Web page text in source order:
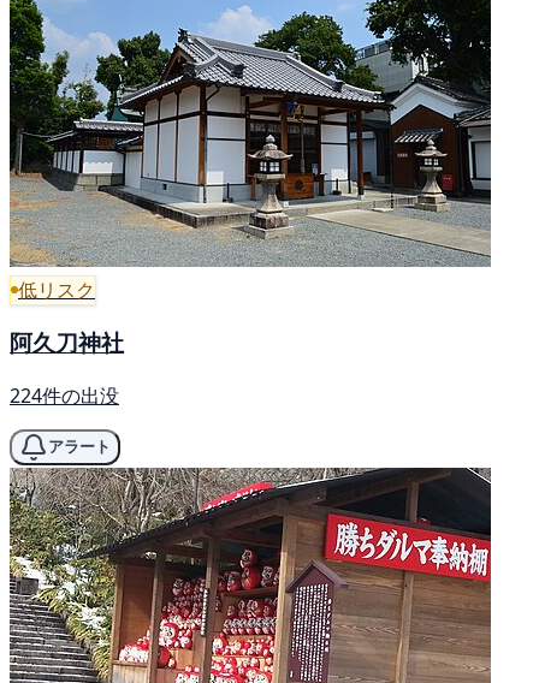
低リスク
阿久刀神社
224件の出没
アラート